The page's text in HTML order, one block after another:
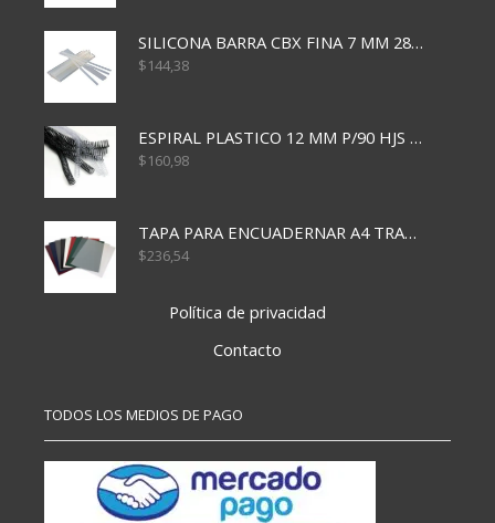
SILICONA BARRA CBX FINA 7 MM 28 CM
$144,38
ESPIRAL PLASTICO 12 MM P/90 HJS X50X1500
$160,98
TAPA PARA ENCUADERNAR A4 TRANSP x50x500
$236,54
Política de privacidad
Contacto
TODOS LOS MEDIOS DE PAGO